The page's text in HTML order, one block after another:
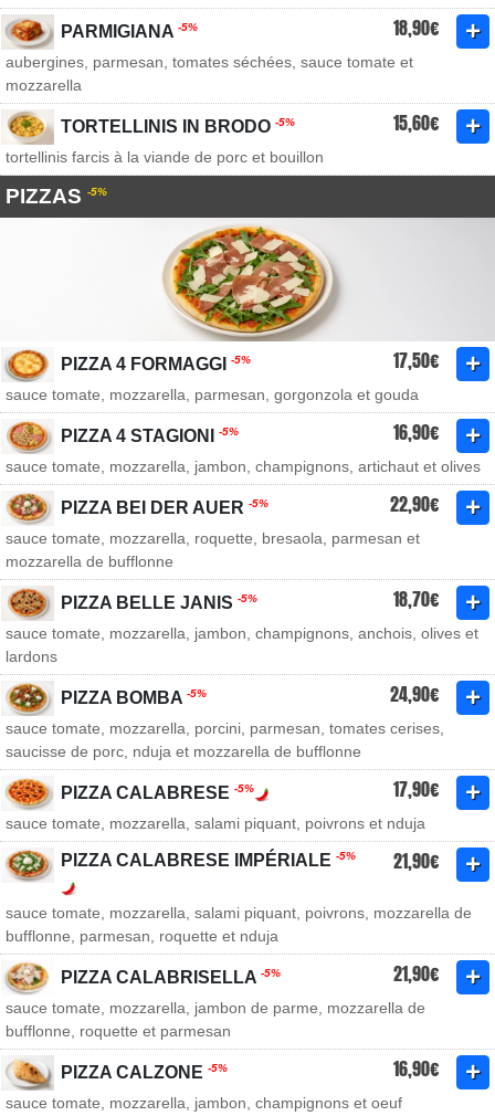
PARMIGIANA -5% 18,90€
aubergines, parmesan, tomates séchées, sauce tomate et
mozzarella
TORTELLINIS IN BRODO -5% 15,60€
tortellinis farcis à la viande de porc et bouillon
PIZZAS -5%
PIZZA 4 FORMAGGI -5% 17,50€
sauce tomate, mozzarella, parmesan, gorgonzola et gouda
PIZZA 4 STAGIONI -5% 16,90€
sauce tomate, mozzarella, jambon, champignons, artichaut et olives
PIZZA BEI DER AUER -5% 22,90€
sauce tomate, mozzarella, roquette, bresaola, parmesan et
mozzarella de bufflonne
PIZZA BELLE JANIS -5% 18,70€
sauce tomate, mozzarella, jambon, champignons, anchois, olives et
lardons
PIZZA BOMBA -5% 24,90€
sauce tomate, mozzarella, porcini, parmesan, tomates cerises,
saucisse de porc, nduja et mozzarella de bufflonne
PIZZA CALABRESE -5% 17,90€
sauce tomate, mozzarella, salami piquant, poivrons et nduja
PIZZA CALABRESE IMPÉRIALE -5% 21,90€
sauce tomate, mozzarella, salami piquant, poivrons, mozzarella de
bufflonne, parmesan, roquette et nduja
PIZZA CALABRISELLA -5% 21,90€
sauce tomate, mozzarella, jambon de parme, mozzarella de
bufflonne, roquette et parmesan
PIZZA CALZONE -5% 16,90€
sauce tomate, mozzarella, jambon, champignons et oeuf